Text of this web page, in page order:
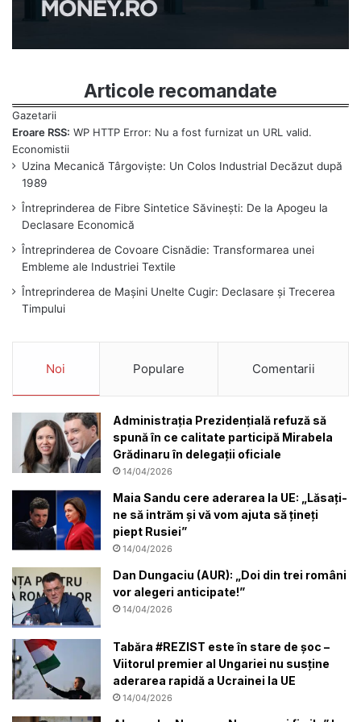
Articole recomandate
Eroare RSS: WP HTTP Error: Nu a fost furnizat un URL valid.
Uzina Mecanică Târgoviște: Un Colos Industrial Decăzut după
1989
Întreprinderea de Fibre Sintetice Săvinești: De la Apogeu la
Declasare Economică
Întreprinderea de Covoare Cisnădie: Transformarea unei
Embleme ale Industriei Textile
Întreprinderea de Mașini Unelte Cugir: Declasare și Trecerea
Timpului
Noi Populare Comentarii
Administrația Prezidențială refuză să
spună în ce calitate participă Mirabela
Grădinaru în delegații oficiale
14/04/2026
Maia Sandu cere aderarea la UE: „Lăsați-
ne să intrăm și vă vom ajuta să țineți
piept Rusiei”
14/04/2026
Dan Dungaciu (AUR): „Doi din trei români
vor alegeri anticipate!”
14/04/2026
Tabăra #REZIST este în stare de șoc –
Viitorul premier al Ungariei nu susține
aderarea rapidă a Ucrainei la UE
14/04/2026